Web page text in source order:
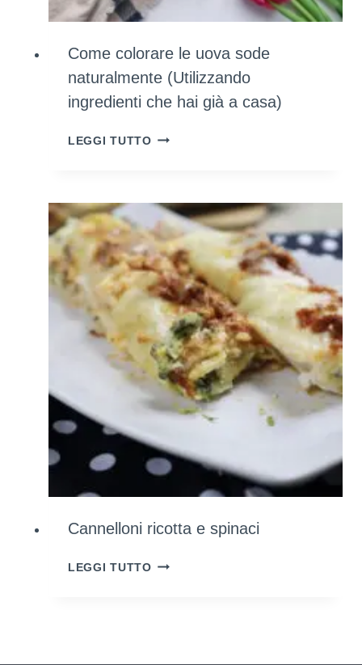
Come colorare le uova sode
naturalmente (Utilizzando
ingredienti che hai già a casa)
LEGGI TUTTOCOME
SODE
NATURALMENTE
(UTILIZZANDO
INGREDIENTI
CHE
HAI
GIÀ
A
CASA)
Cannelloni ricotta e spinaci
LEGGI TUTTOCANNELLONI